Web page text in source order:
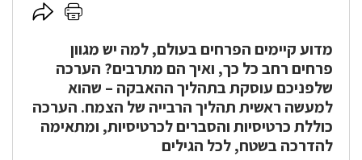
לחץ
להדפסה
לחץ
מדוע קיימים הפרחים בעולם, למה יש מגוון
פרחים רחב כל כך, ואיך הם מתרבים? הערכה
שלפניכם עוסקת בתהליך ההאבקה – שהוא
למעשה ראשית תהליך הרבייה של הצמח. הערכה
כוללת כרטיסיות והסברים לכרטיסיות, ומתאימה
להדרכה בשטח, לכל הגילים